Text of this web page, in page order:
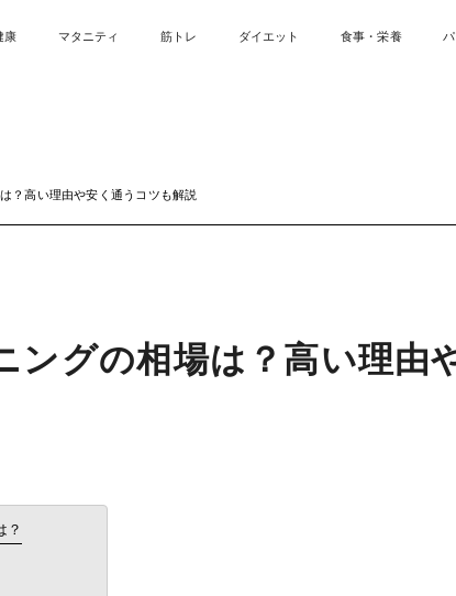
？高い理由や安く通うコツも解説
ングの相場は？高い理由
？
康 マタニティ 筋トレ ダイエット 食事・栄養